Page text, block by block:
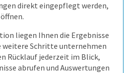
Fortgeschrittene
nutzen
direkt eingepflegt werden,
liegen Ihnen die Ergebnisse
weitere Schritte unternehmen
Rücklauf jederzeit im Blick,
abrufen und Auswertungen